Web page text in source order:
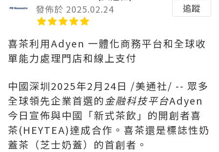
發佈於 2025.02.24
追蹤
喜茶利用Adyen 一體化商務平台和全球收
單能力處理門店和線上支付
中國深圳2025年2月24日 /美通社/ -- 眾多
全球領先企業首選的金融科技平台Adyen
今日宣佈與中國「新式茶飲」的開創者喜
茶(HEYTEA)達成合作。喜茶還是標誌性奶
蓋茶（芝士奶蓋）的首創者。